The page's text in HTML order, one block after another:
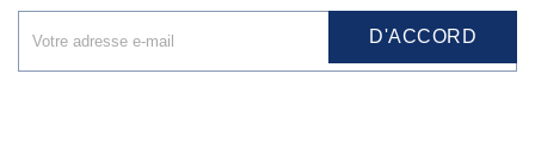
D'ACCORD